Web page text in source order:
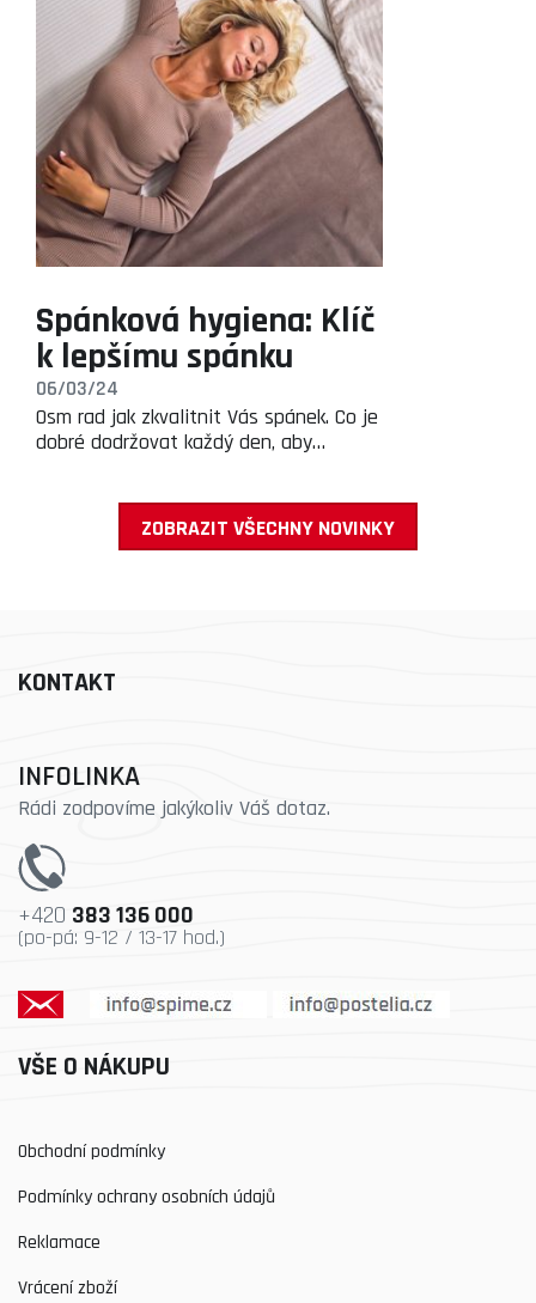
Spánková hygiena: Klíč
k lepšímu spánku
06/03/24
Osm rad jak zkvalitnit Vás spánek. Co je
dobré dodržovat každý den, aby…
ZOBRAZIT VŠECHNY NOVINKY
KONTAKT
INFOLINKA
Rádi zodpovíme jakýkoliv Váš dotaz.
+420 383 136 000
(po-pá: 9-12 / 13-17 hod.)
VŠE O NÁKUPU
Obchodní podmínky
Podmínky ochrany osobních údajů
Reklamace
Vrácení zboží